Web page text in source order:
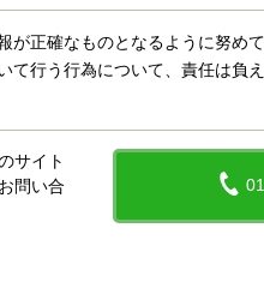
が正確なものとなるように努め
て行う行為について、責任は負
サイト
問い合